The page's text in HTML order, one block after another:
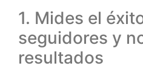
1. Mides el
seguidores y
resultados